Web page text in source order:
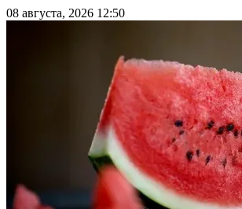
08 августа, 2026 12:50